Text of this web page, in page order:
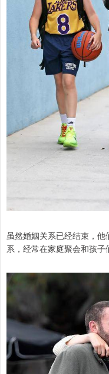
虽然婚姻关系已经结束，
系，经常在家庭聚会和孩子